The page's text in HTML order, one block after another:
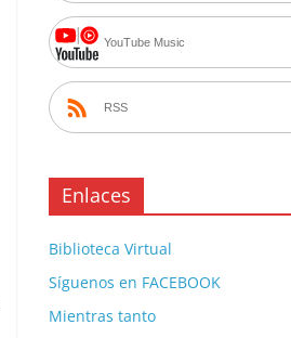
YouTube Music
RSS
Enlaces
Biblioteca Virtual
Síguenos en FACEBOOK
Mientras tanto